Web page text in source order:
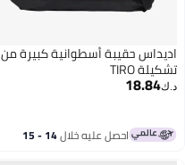
اديداس حقيبة أسطوانية كبيرة من
تشكيلة TIRO
د.ك‏18.84
احصل عليه خلال 14 - 15